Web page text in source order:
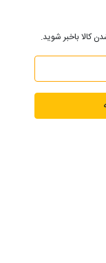
کالا باخبر شوید.